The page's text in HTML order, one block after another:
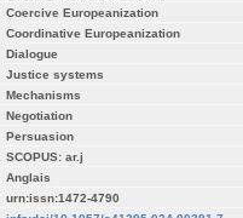
Coercive Europeanization
Coordinative Europeanization
Dialogue
Justice systems
Mechanisms
Negotiation
Persuasion
SCOPUS: ar.j
Anglais
urn:issn:1472-4790